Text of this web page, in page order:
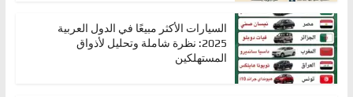
السيارات الأكثر مبيعًا في الدول العربية
2025: نظرة شاملة وتحليل لأذواق
المستهلكين